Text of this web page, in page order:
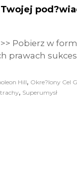
Pobierz w
prawach
Hill, Okre?lony Cel
, Superumysł